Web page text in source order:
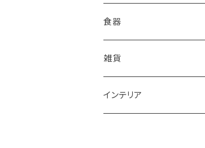
食器
鉢
楕円大鉢
皿
雑貨
箸置き
インテリア